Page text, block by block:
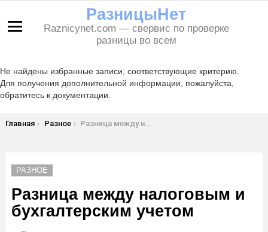
РазницыНет
Raznicynet.com — свервис по проверке
разницы во всем
Не найдены избранные записи, соответствующие критерию.
Для получения дополнительной информации, пожалуйста,
обратитесь к документации.
Вы здесь:
Главная Разное Разница между налоговым и бухгалтерским учетом
РАЗНОЕ
Разница между налоговым и
бухгалтерским учетом